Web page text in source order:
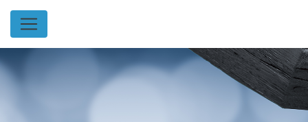
Panneau de gestion des cookies